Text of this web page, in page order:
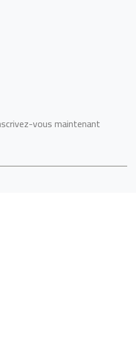
vous maintenant